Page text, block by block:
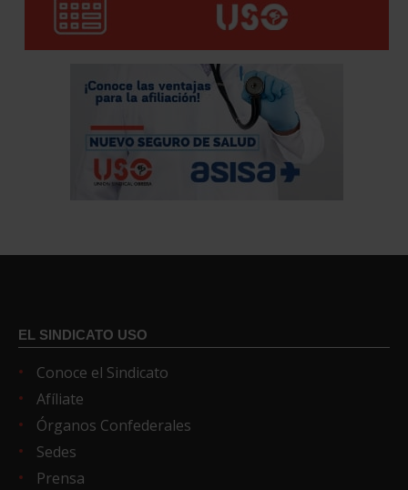
EL SINDICATO USO
Conoce el Sindicato
Afíliate
Órganos Confederales
Sedes
Prensa